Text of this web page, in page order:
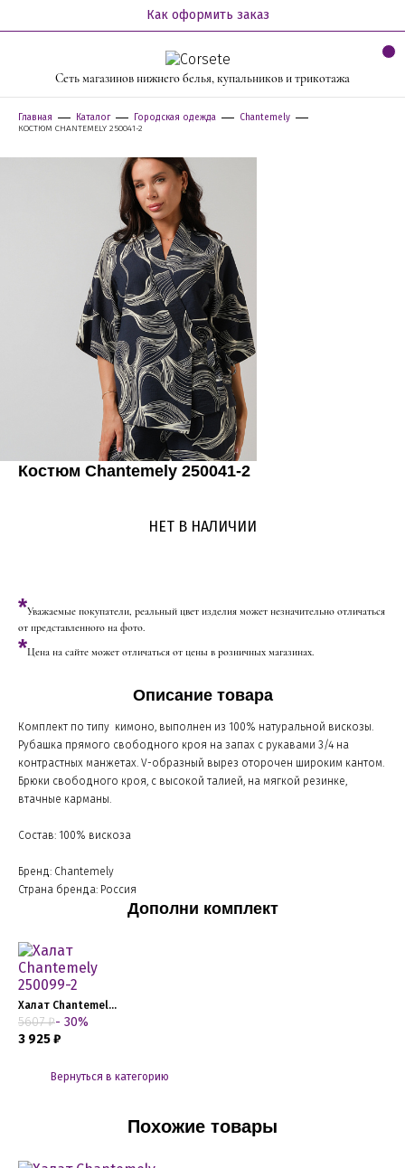
Как оформить заказ
Сеть магазинов нижнего белья, купальников и трикотажа
Главная Каталог Городская одежда
Chantemely
КОСТЮМ CHANTEMELY 250041-2
Костюм Chantemely 250041-2
НЕТ В НАЛИЧИИ
*Уважаемые покупатели, реальный цвет изделия может незначительно отличаться
от представленного на фото.
*Цена на сайте может отличаться от цены в розничных магазинах.
Описание товара
Комплект по типу кимоно, выполнен из 100% натуральной вискозы.
Рубашка прямого свободного кроя на запах с рукавами 3/4 на
контрастных манжетах. V-образный вырез оторочен широким кантом.
Брюки свободного кроя, с высокой талией, на мягкой резинке,
втачные карманы.
Состав: 100% вискоза
Бренд: Chantemely
Страна бренда: Россия
Дополни комплект
Халат Chantemely 250099-2
5607 ₽- 30%
3 925 ₽
Вернуться в категорию
Похожие товары